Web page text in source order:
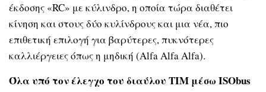
έκδοσης «RC» με κύλινδρο, η οποία τώρα διαθέτει
κίνηση και στους δύο κυλίνδρους και μια νέα, πιο
επιθετική επιλογή για βαρύτερες, πυκνότερες
καλλιέργειες όπως η μηδική (Alfa Alfa Alfa).
Όλα υπό τον έλεγχο του διαύλου TIM μέσω ISObus